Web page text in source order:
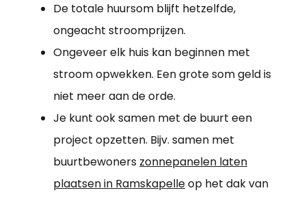
De totale huursom blijft hetzelfde,
ongeacht stroomprijzen.
Ongeveer elk huis kan beginnen met
stroom opwekken. Een grote som geld is
niet meer aan de orde.
Je kunt ook samen met de buurt een
project opzetten. Bijv. samen met
buurtbewoners zonnepanelen laten
plaatsen in Ramskapelleop het dak van